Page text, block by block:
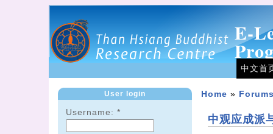
E-
中文首
User login
Username:*
Home »
中观应成派